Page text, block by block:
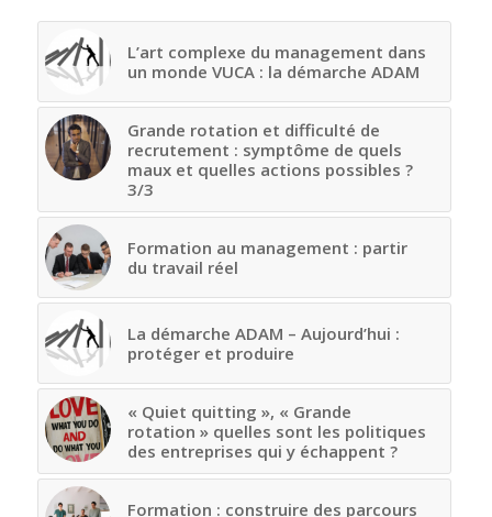
L’art complexe du management dans
un monde VUCA : la démarche ADAM
Grande rotation et difficulté de
recrutement : symptôme de quels
maux et quelles actions possibles ?
3/3
Formation au management : partir
du travail réel
La démarche ADAM – Aujourd’hui :
protéger et produire
« Quiet quitting », « Grande
rotation » quelles sont les politiques
des entreprises qui y échappent ?
Formation : construire des parcours